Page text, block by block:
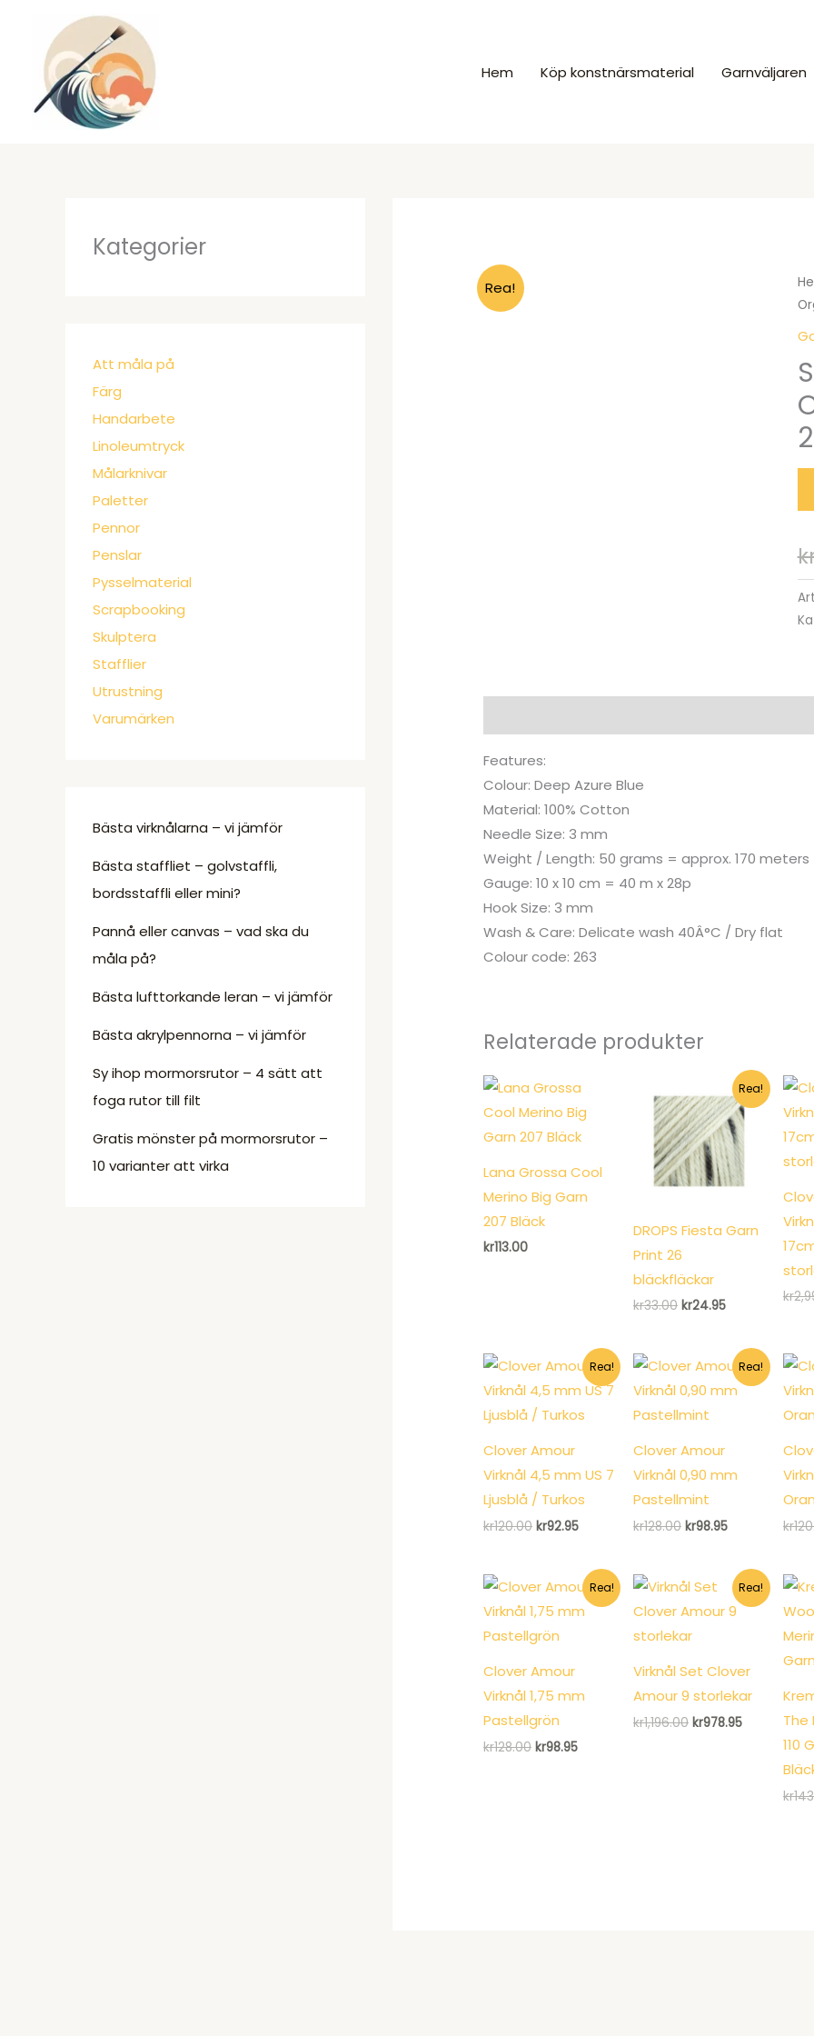
innehåll
Hem Köp konstnärsmaterial Garnväljaren
Kategorier
Att måla på
Färg
Handarbete
Linoleumtryck
Målarknivar
Paletter
Pennor
Penslar
Pysselmaterial
Scrapbooking
Skulptera
Stafflier
Utrustning
Varumärken
Bästa virknålarna – vi jämför
Bästa staffliet – golvstaffli,
bordsstaffli eller mini?
Pannå eller canvas – vad ska du
måla på?
Bästa lufttorkande leran – vi jämför
Bästa akrylpennorna – vi jämför
Sy ihop mormorsrutor – 4 sätt att
foga rutor till filt
Gratis mönster på mormorsrutor –
10 varianter att virka
Rea!
Features:
Colour: Deep Azure Blue
Material: 100% Cotton
Needle Size: 3 mm
Weight / Length: 50 grams = approx. 170 meters
Gauge: 10 x 10 cm = 40 m x 28p
Hook Size: 3 mm
Wash & Care: Delicate wash 40Â°C / Dry flat
Colour code: 263
Relaterade produkter
Lana Grossa Cool
Merino Big Garn
207 Bläck
kr113.00
Rea!
DROPS Fiesta Garn
Print 26
bläckfläckar
kr33.00 Det
kr33.00.
kr24.95Det
är:
kr24.95.
kr
Rea!
Clover Amour
Virknål 4,5 mm US 7
Ljusblå / Turkos
kr120.00 Det
kr120.00.
kr92.95Det
är:
kr92.95.
Rea!
Clover Amour
Virknål 0,90 mm
Pastellmint
kr128.00 Det
kr128.00.
kr98.95Det
är:
kr98.95.
kr
Rea!
Clover Amour
Virknål 1,75 mm
Pastellgrön
kr128.00 Det
kr98.95Det
Rea!
Virknål Set Clover
Amour 9 storlekar
kr1,196.00 Det
kr978.95Det
nuvarande
The
110
kr